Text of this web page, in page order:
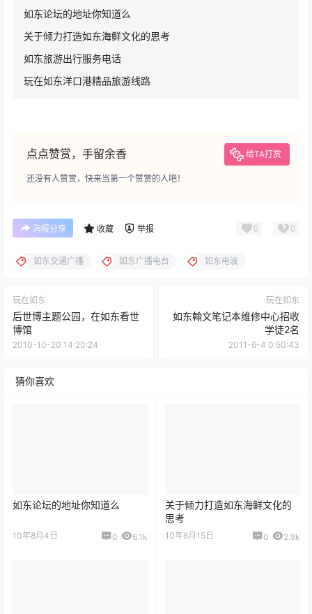
如东论坛的地址你知道么
关于倾力打造如东海鲜文化的思考
如东旅游出行服务电话
玩在如东洋口港精品旅游线路
点点赞赏，手留余香 给TA打赏
还没有人赞赏，快来当第一个赞赏的人吧！
海报分享 收藏 举报 0 0
如东交通广播 如东广播电台 如东电波
玩在如东
后世博主题公园，在如东看世
博馆
2010-10-20 14:20:24
玩在如东
如东翰文笔记本维修中心招收
学徒2名
2011-6-4 0:50:43
猜你喜欢
如东论坛的地址你知道么
10年8月4日 0 6.1k
关于倾力打造如东海鲜文化的
思考
10年8月15日 0 2.9k